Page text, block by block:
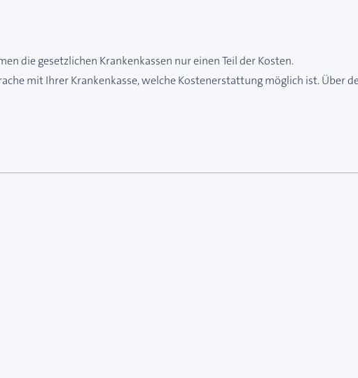
die gesetzlichen Krankenkassen nur einen Teil der Kosten.
mit Ihrer Krankenkasse, welche Kostenerstattung möglich ist. Über